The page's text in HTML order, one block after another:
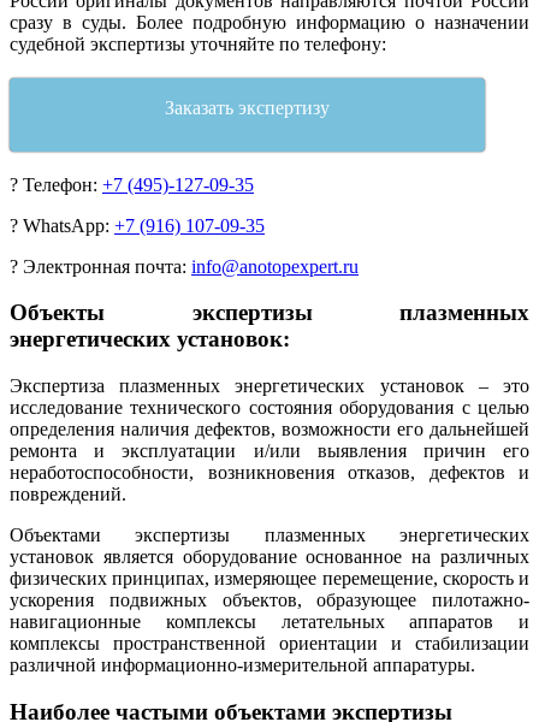
сразу в суды. Более подробную информацию о назначении
судебной экспертизы уточняйте по телефону:
Заказать экспертизу
? Телефон: +7 (495)-127-09-35
? WhatsApp: +7 (916) 107-09-35
? Электронная почта: info@anotopexpert.ru
Объекты экспертизы плазменных
энергетических установок:
Экспертиза плазменных энергетических установок – это
исследование технического состояния оборудования с целью
определения наличия дефектов, возможности его дальнейшей
ремонта и эксплуатации и/или выявления причин его
неработоспособности, возникновения отказов, дефектов и
повреждений.
Объектами экспертизы плазменных энергетических
установок является оборудование основанное на различных
физических принципах, измеряющее перемещение, скорость и
ускорения подвижных объектов, образующее пилотажно-
навигационные комплексы летательных аппаратов и
комплексы пространственной ориентации и стабилизации
различной информационно-измерительной аппаратуры.
Наиболее частыми объектами экспертизы